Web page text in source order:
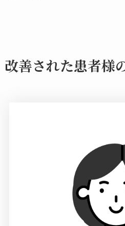
改善された患者様